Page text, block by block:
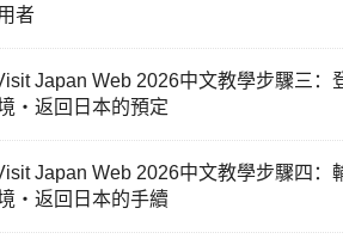
者
Japan Web 2026中文教學步驟三：
・返回日本的預定
Japan Web 2026中文教學步驟四：
・返回日本的手續